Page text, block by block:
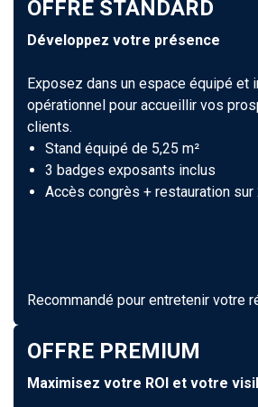
OFFRE STANDARD
Développez votre présence
Exposez dans un espace équipé et
opérationnel pour accueillir vos
clients.
Stand équipé de 5,25 m²
3 badges exposants inclus
Accès congrès + restauration sur
Recommandé pour entretenir votre
OFFRE PREMIUM
Maximisez votre ROI et votre